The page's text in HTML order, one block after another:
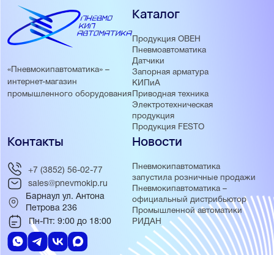
«Пневмокипавтоматика» –
интернет-магазин
промышленного оборудования
Каталог
Продукция ОВЕН
Пневмоавтоматика
Датчики
Запорная арматура
КИПиА
Приводная техника
Электротехническая
продукция
Продукция FESTO
Новости
Пневмокипавтоматика
запустила розничные продажи
Пневмокипавтоматика –
официальный дистрибьютор
Промышленной автоматики
РИДАН
Контакты
+7 (3852) 56-02-77
sales@pnevmokip.ru
Барнаул ул. Антона
Петрова 236
Пн-Пт: 9:00 до 18:00